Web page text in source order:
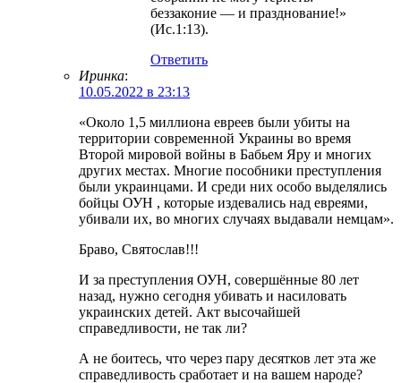
беззаконие — и празднование!»
(Ис.1:13).
Ответить
Иринка:
10.05.2022 в 23:13
«Около 1,5 миллиона евреев были убиты на
территории современной Украины во время
Второй мировой войны в Бабьем Яру и многих
других местах. Многие пособники преступления
были украинцами. И среди них особо выделялись
бойцы ОУН , которые издевались над евреями,
убивали их, во многих случаях выдавали немцам».
Браво, Святослав!!!
И за преступления ОУН, совершённые 80 лет
назад, нужно сегодня убивать и насиловать
украинских детей. Акт высочайшей
справедливости, не так ли?
А не боитесь, что через пару десятков лет эта же
справедливость сработает и на вашем народе?